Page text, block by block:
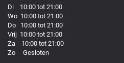
Di 10:00 tot 21:00
Wo 10:00 tot 21:00
Do 10:00 tot 21:00
Vrij 10:00 tot 21:00
Za 10:00 tot 21:00
Zo Gesloten